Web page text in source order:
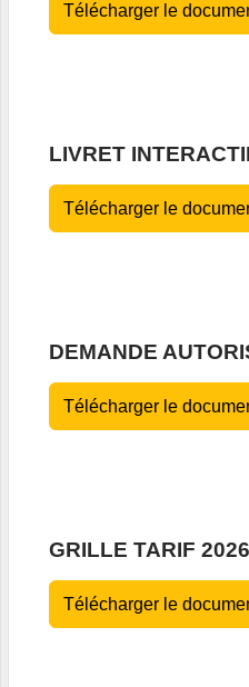
Télécharger le
LIVRET
Télécharger le
DEMANDE
Télécharger le
GRILLE TARIF 2026
Télécharger le